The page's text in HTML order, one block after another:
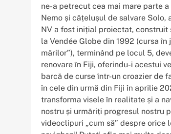
ne-a petrecut cea mai mare parte
Nemo și cățelușul de salvare
NV a fost inițial proiectat, construit
la Vendée Globe din 1992 (cursa
mărilor”), terminând pe locul 5,
renovare în Fiji, oferindu-i acestui
barcă de curse într-un croazier de
în cele din urmă din Fiji în aprilie
transforma visele în realitate și a
nostru și urmăriți progresul nostru
videoclipuri „cum să” despre orice